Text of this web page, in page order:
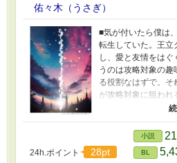
佑々木（うさぎ）
■気が付いたら僕は
転生していた。王立
し、愛と友情をは
うのは攻略対象の趣
る役割なはずで。
が攻略対象に狙わ
異世界から転生し
の世界で生きること
リオ通りの日々を
ころ破綻していて。
て大きく転換してい
24h.ポイント 28pt
小説
BL